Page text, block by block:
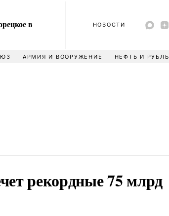
в
НОВОСТИ
АРМИЯ И ВООРУЖЕНИЕ НЕФТЬ И РУБЛЬ
рекордные 75 млрд